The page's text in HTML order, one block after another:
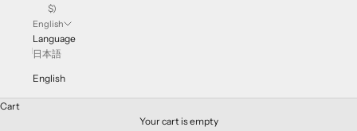
$)
English
Language
日本語
English
Cart
Your cart is empty